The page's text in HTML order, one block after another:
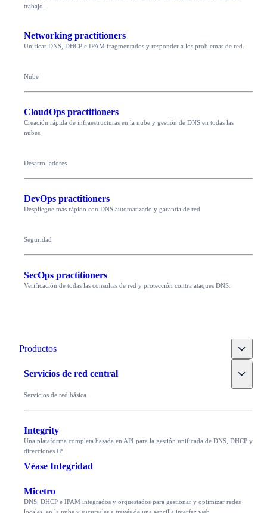
trabajo.
Networking practitioners
Unificar DNS, DHCP e IPAM fragmentados y responder a los problemas de red.
Nube
CloudOps practitioners
Creación rápida de infraestructuras en la nube y gestión de DNS en todas las
nubes.
Desarrolladores
DevOps practitioners
Despliegue más rápido con DNS automatizado y garantía de red
Seguridad
SecOps practitioners
Verificación de todas las consultas de red y protección contra ataques DNS.
Productos Toggle
Servicios de red central Toggle
Servicios de red básica
Integrity
Una plataforma completa basada en API para la gestión unificada de DNS, DHCP y
direcciones IP.
Véase Integridad
Micetro
DNS, DHCP e IPAM integrados y orquestados para gestionar y optimizar redes